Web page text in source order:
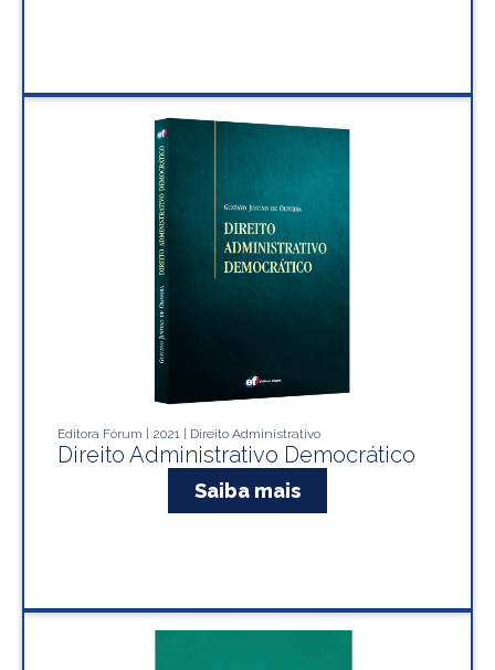
Editora Fórum | 2021 | Direito Administrativo
Direito Administrativo Democrático
Saiba mais